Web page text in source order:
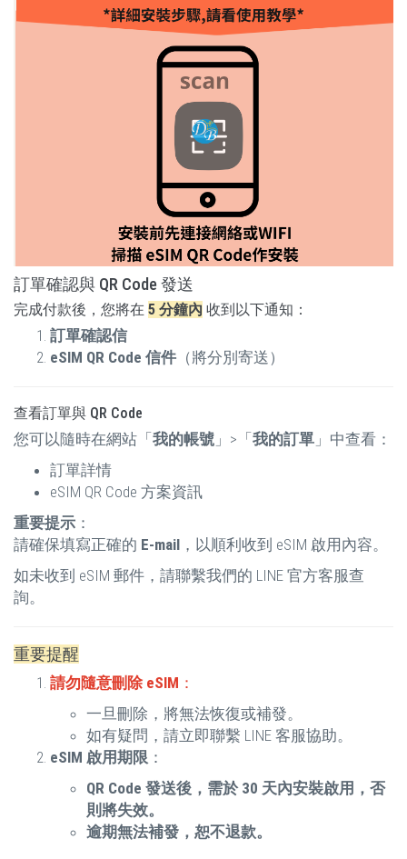
訂單確認與 QR Code 發送
完成付款後，您將在 5 分鐘內 收到以下通知：
訂單確認信
eSIM QR Code 信件 （將分別寄送）
查看訂單與 QR Code
您可以隨時在網站「我的帳號 」>「我的訂單 」中查看：
訂單詳情
eSIM QR Code 方案資訊
重要提示 ：
請確保填寫正確的 E-mail ，以順利收到 eSIM 啟用內容。
如未收到 eSIM 郵件，請聯繫我們的 LINE 官方客服查
詢。
重要提醒
請勿隨意刪除 eSIM ：
一旦刪除，將無法恢復或補發。
如有疑問，請立即聯繫 LINE 客服協助。
eSIM 啟用期限 ：
QR Code 發送後，需於 30 天內安裝啟用，否
則將失效。
逾期無法補發，恕不退款。